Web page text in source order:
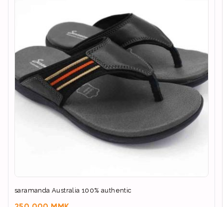
saramanda Australia 100% authentic